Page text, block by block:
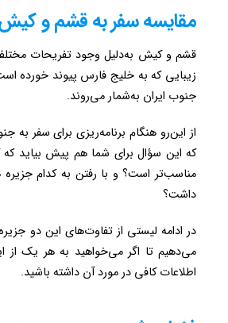
مقایسه سفر به قشم و
قشم و کیش به‌دلیل وجود تفریحات
زیبایی که به خلیج فارس پیوند خورده
جنوب ایران به‌شمار می‌روند.
از این‌رو هنگام برنامه‌ریزی برای سفر
که این سؤال برای شما هم پیش بیاید
مناسب‌تر است؟ و با رفتن به کدام جزیره
داشت؟
در ادامه لیستی از تفاوت‌های این دو جزیره
می‌دهیم تا اگر می‌خواهید به هر یک از
اطلاعات کافی در مورد آن داشته باشید.